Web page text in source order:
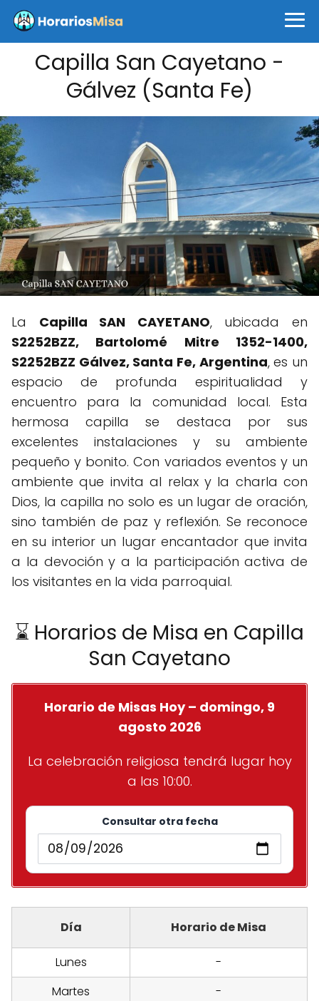
Capilla San Cayetano -
Gálvez (Santa Fe)
La Capilla SAN CAYETANO, ubicada en
S2252BZZ, Bartolomé Mitre 1352-1400,
S2252BZZ Gálvez, Santa Fe, Argentina, es un
espacio de profunda espiritualidad y
encuentro para la comunidad local. Esta
hermosa capilla se destaca por sus
excelentes instalaciones y su ambiente
pequeño y bonito. Con variados eventos y un
ambiente que invita al relax y la charla con
Dios, la capilla no solo es un lugar de oración,
sino también de paz y reflexión. Se reconoce
en su interior un lugar encantador que invita
a la devoción y a la participación activa de
los visitantes en la vida parroquial.
⌛ Horarios de Misa en Capilla
San Cayetano
Horario de Misas Hoy – domingo, 9
agosto 2026
La celebración religiosa tendrá lugar hoy
a las 10:00.
Consultar otra fecha
Día Horario de Misa
Lunes
-
Martes
-